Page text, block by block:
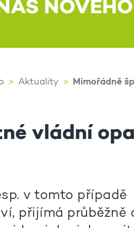
NOVÉHO
Aktuality Mimořádně
vládní
v tomto případě
přijímá průběžně